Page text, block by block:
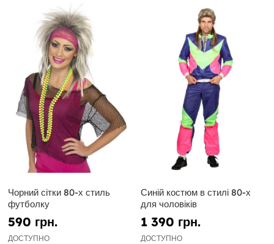
Чорний сітки 80-х стиль
футболку
590 грн.
ДОСТУПНО
Синій костюм в стилі 80-х
для чоловіків
1 390 грн.
ДОСТУПНО